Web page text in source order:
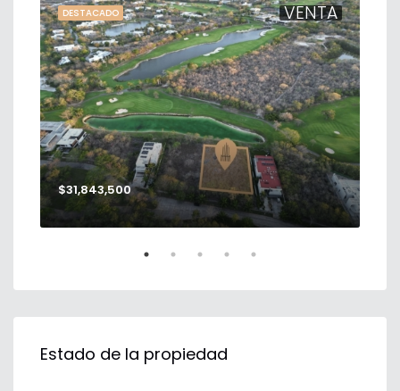
VENTA
DESTACADO
$31,843,500
Estado de la propiedad